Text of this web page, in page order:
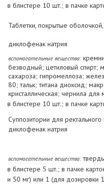
в блистере 10 шт.; в пачке
Таблетки, покрытые
диклофенак натрия
вспомогательные вещества:
безводный; цетиловый спирт;
сахароза; гипромеллоза;
80; тальк; титана диоксид;
кристаллическая; чернила
в блистере 10 шт.; в пачке
Суппозитории для
диклофенак натрия
вспомогательные вещества:
в блистере 5 шт.; в пачке
и 50 мг) или 1 (для дозировки